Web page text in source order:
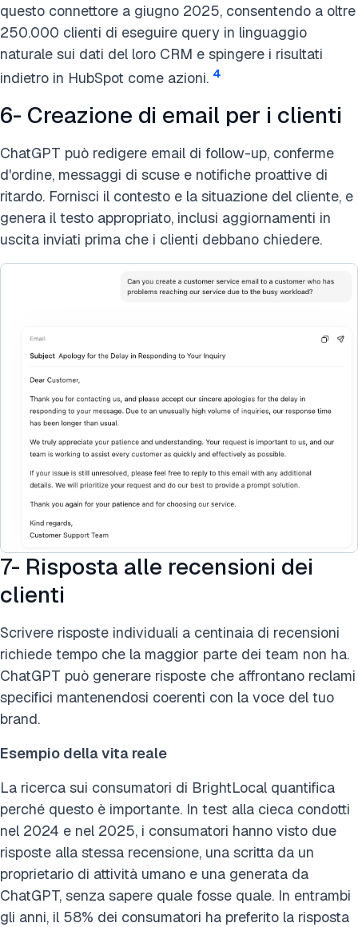
questo connettore a giugno 2025, consentendo a oltre
250.000 clienti di eseguire query in linguaggio
naturale sui dati del loro CRM e spingere i risultati
indietro in HubSpot come azioni. 4
6- Creazione di email per i clienti
ChatGPT può redigere email di follow-up, conferme
d'ordine, messaggi di scuse e notifiche proattive di
ritardo. Fornisci il contesto e la situazione del cliente, e
genera il testo appropriato, inclusi aggiornamenti in
uscita inviati prima che i clienti debbano chiedere.
7- Risposta alle recensioni dei
clienti
Scrivere risposte individuali a centinaia di recensioni
richiede tempo che la maggior parte dei team non ha.
ChatGPT può generare risposte che affrontano reclami
specifici mantenendosi coerenti con la voce del tuo
brand.
Esempio della vita reale
La ricerca sui consumatori di BrightLocal quantifica
perché questo è importante. In test alla cieca condotti
nel 2024 e nel 2025, i consumatori hanno visto due
risposte alla stessa recensione, una scritta da un
proprietario di attività umano e una generata da
ChatGPT, senza sapere quale fosse quale. In entrambi
gli anni, il 58% dei consumatori ha preferito la risposta